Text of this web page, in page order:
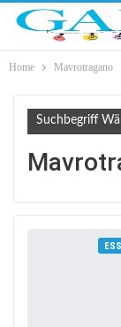
Home Mavrotragano
Suchbegriff